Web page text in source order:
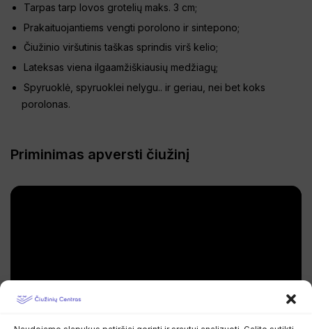
Tarpas tarp lovos grotelių maks. 3 cm;
Prakaituojantiems vengti porolono ir sintepono;
Čiužinio viršutinis taškas sprindis virš kelio;
Lateksas viena ilgaamžiškiausių medžiagų;
Spyruoklė, spyruoklei nelygu.. ir geriau, nei bet koks
porolonas.
Priminimas apversti čiužinį